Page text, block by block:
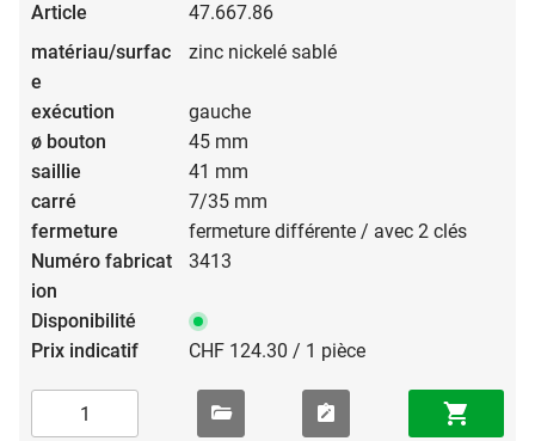
47.667.86
zinc nickelé sablé
gauche
45 mm
41 mm
7/35 mm
fermeture différente / avec 2 clés
3413
CHF 124.30 / 1 pièce